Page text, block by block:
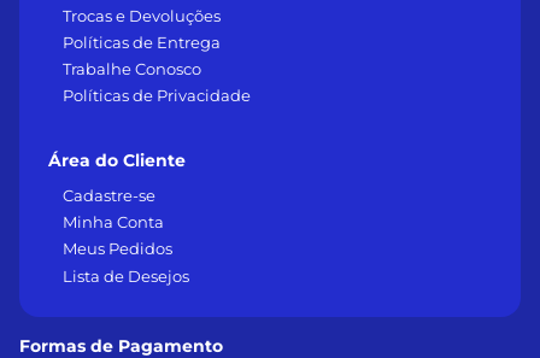
Trocas e Devoluções
Políticas de Entrega
Trabalhe Conosco
Políticas de Privacidade
Área do Cliente
Cadastre-se
Minha Conta
Meus Pedidos
Lista de Desejos
Formas de Pagamento